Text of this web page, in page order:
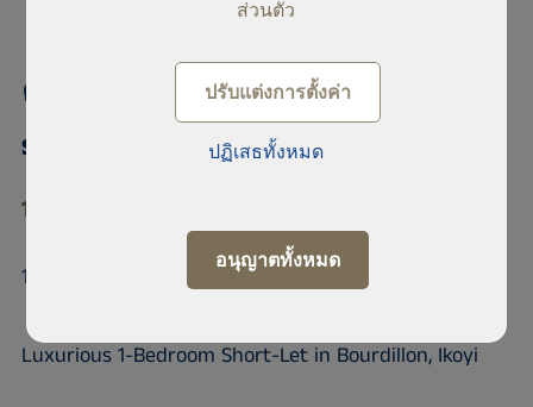
คอนโดมิเนียม, 1 bedroom for
shortlet in Bourdillion road Ikoyi
101233 Ikoyi
1 BEDROOM FOR SHORT-LET IN IKOYI
Luxurious 1-Bedroom Short-Let in Bourdillon, Ikoyi
ส่วนตัว
ปรับแต่งการตั้งค่า
ปฏิเสธทั้งหมด
อนุญาตทั้งหมด